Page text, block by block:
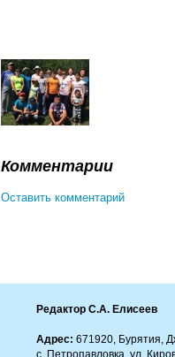
Комментарии
Оставить комментарий
Редактор С.А. Елисеев
Адрес: 671920, Бурятия,
с. Петропавловка, ул.